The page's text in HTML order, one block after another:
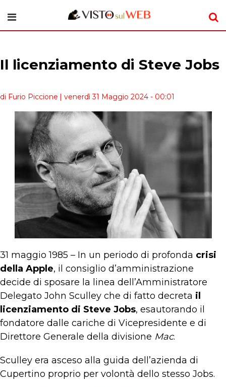
Il licenziamento di Steve Jobs
di Furio Piccione | venerdì 31 Maggio 2024 - 00:01
31 maggio 1985 – In un periodo di profonda crisi
della Apple, il consiglio d’amministrazione
decide di sposare la linea dell’Amministratore
Delegato John Sculley che di fatto decreta il
licenziamento di Steve Jobs, esautorando il
fondatore dalle cariche di Vicepresidente e di
Direttore Generale della divisione Mac.
Sculley era asceso alla guida dell’azienda di
Cupertino proprio per volontà dello stesso Jobs.